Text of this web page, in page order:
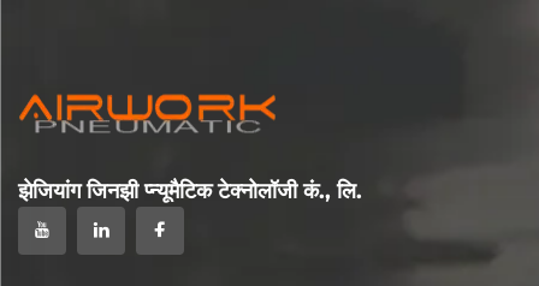
झेजियांग जिनझी प्न्यूमैटिक टेक्नोलॉजी कं., लि.